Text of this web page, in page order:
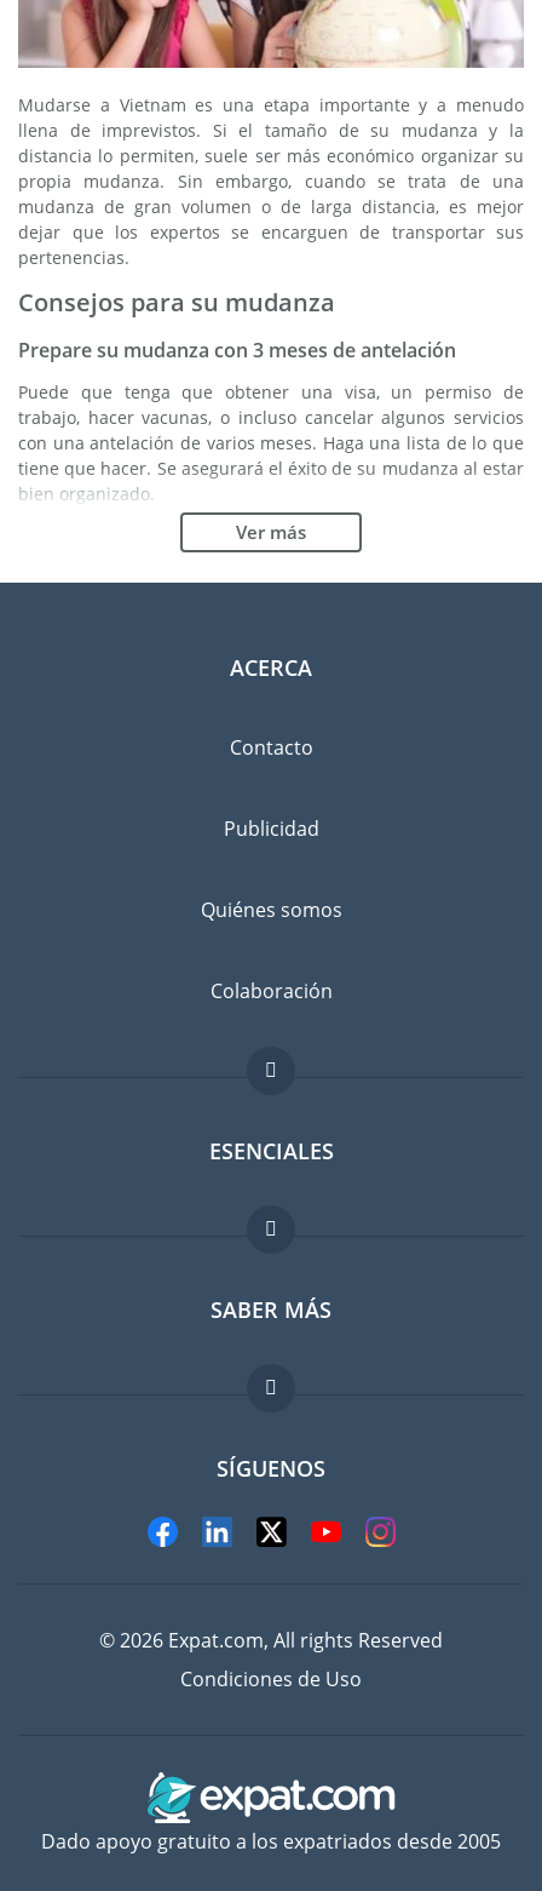
Mudarse a Vietnam es una etapa importante y a menudo
llena de imprevistos. Si el tamaño de su mudanza y la
distancia lo permiten, suele ser más económico organizar su
propia mudanza. Sin embargo, cuando se trata de una
mudanza de gran volumen o de larga distancia, es mejor
dejar que los expertos se encarguen de transportar sus
pertenencias.
Consejos para su mudanza
Prepare su mudanza con 3 meses de antelación
Puede que tenga que obtener una visa, un permiso de
trabajo, hacer vacunas, o incluso cancelar algunos servicios
con una antelación de varios meses. Haga una lista de lo que
tiene que hacer. Se asegurará el éxito de su mudanza al estar
bien organizado.
Elija la buena empresa de mudanzas
Los servicios de una buena empresa de mudanzas son
en las cuales usted puede confiar. Los procedimientos
bien: ¿No sería más barato comprar cosas en Vietnam en
Evitar el riesgo de daños
Ver más
ACERCA
Contacto
Publicidad
Quiénes somos
Colaboración
ESENCIALES
Foro para expatriados
Guia para expatriados
Trabajos en el extranjero
SABER MÁS
FAQ
SÍGUENOS
© 2026 Expat.com, All rights Reserved
Condiciones de Uso
Dado apoyo gratuito a los expatriados desde 2005